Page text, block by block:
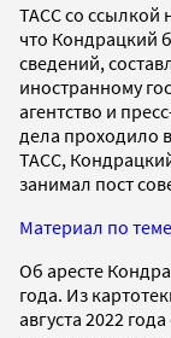
ТАСС со ссылкой
что Кондрацкий
сведений,
иностранному
агентство и
дела проходило
ТАСС,
занимал пост
Материал по теме
Об аресте
года. Из
августа 2022 года